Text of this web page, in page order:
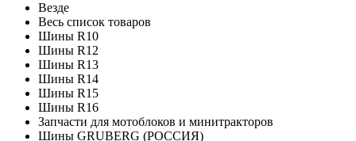
Везде
Весь список товаров
Шины R10
Шины R12
Шины R13
Шины R14
Шины R15
Шины R16
Запчасти для мотоблоков и минитракторов
Шины GRUBERG (РОССИЯ)